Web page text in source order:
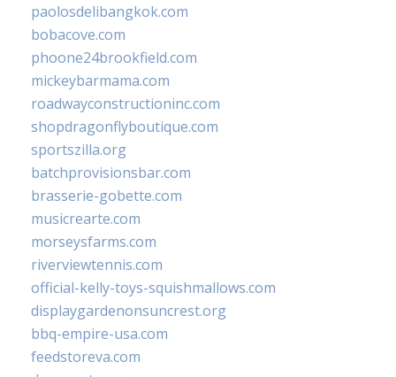
paolosdelibangkok.com
bobacove.com
phoone24brookfield.com
mickeybarmama.com
roadwayconstructioninc.com
shopdragonflyboutique.com
sportszilla.org
batchprovisionsbar.com
brasserie-gobette.com
musicrearte.com
morseysfarms.com
riverviewtennis.com
official-kelly-toys-squishmallows.com
displaygardenonsuncrest.org
bbq-empire-usa.com
feedstoreva.com